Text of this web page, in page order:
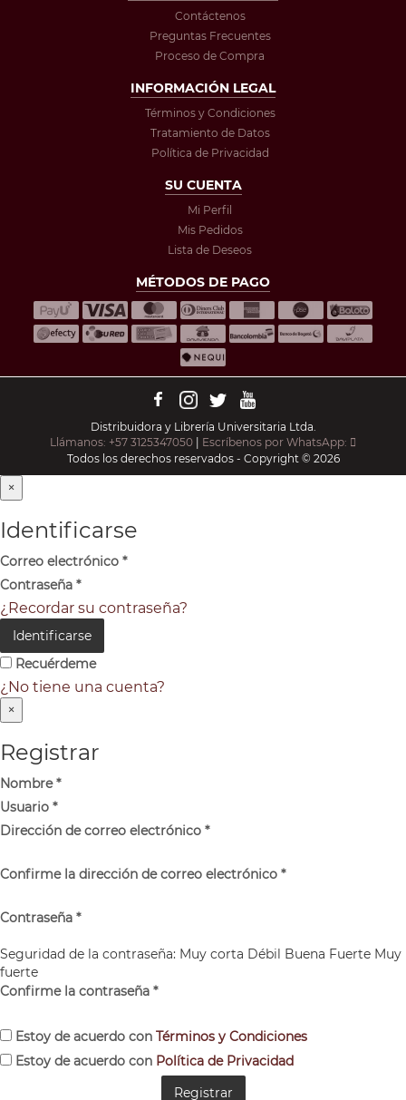
Contáctenos
Preguntas Frecuentes
Proceso de Compra
INFORMACIÓN LEGAL
Términos y Condiciones
Tratamiento de Datos
Política de Privacidad
SU CUENTA
Mi Perfil
Mis Pedidos
Lista de Deseos
MÉTODOS DE PAGO
Distribuidora y Librería Universitaria Ltda.
Llámanos: +57 3125347050 | Escríbenos por WhatsApp:
Todos los derechos reservados - Copyright © 2026
×
Identificarse
Correo electrónico *
Contraseña *
¿Recordar su contraseña?
Identificarse
Recuérdeme
¿No tiene una cuenta?
×
Registrar
Nombre*
Usuario *
Dirección de correo electrónico *
Confirme la dirección de correo electrónico *
Contraseña *
Seguridad de la contraseña: Muy corta Débil Buena Fuerte Muy
fuerte
Confirme la contraseña *
Estoy de acuerdo con Términos y Condiciones
Estoy de acuerdo con Política de Privacidad
Registrar